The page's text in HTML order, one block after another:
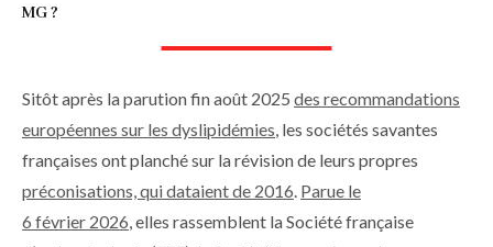
MG ?
Sitôt après la parution fin août 2025 des recommandations
européennes sur les dyslipidémies, les sociétés savantes
françaises ont planché sur la révision de leurs propres
préconisations, qui dataient de 2016. Parue le
6 février 2026, elles rassemblent la Société française